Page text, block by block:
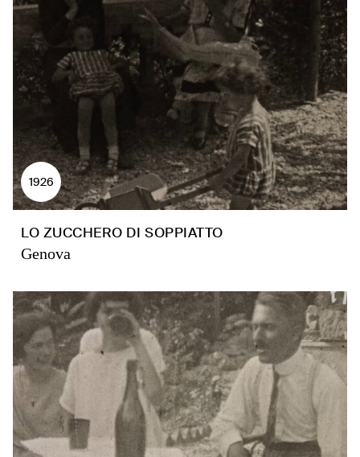
1926
LO ZUCCHERO DI SOPPIATTO
Genova